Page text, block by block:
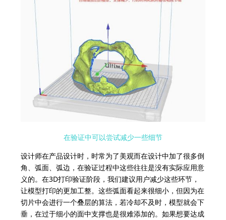
在验证中可以尝试减少一些细节
设计师在产品设计时，时常为了美观而在设计中加了很多倒
角、弧面、弧边，在验证过程中这些往往是没有实际应用意
义的。在3D打印验证阶段，我们建议用户减少这些环节，
让模型打印的更加工整。这些弧面看起来很细小，但因为在
切片中会进行一个叠层的算法，若冷却不及时，模型就会下
垂，在过于细小的面中支撑也是很难添加的。如果想要达成